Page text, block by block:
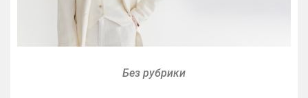
Без рубрики